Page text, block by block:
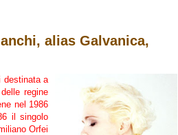
alias Galvanica,
destinata a
regine
nel 1986
il singolo
Orfei